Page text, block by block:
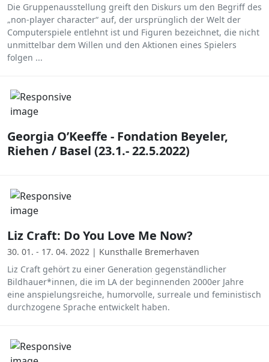
Die Gruppenausstellung greift den Diskurs um den Begriff des
„non-player character“ auf, der ursprünglich der Welt der
Computerspiele entlehnt ist und Figuren bezeichnet, die nicht
unmittelbar dem Willen und den Aktionen eines Spielers
folgen ...
Georgia O’Keeffe - Fondation Beyeler,
Riehen / Basel (23.1.- 22.5.2022)
Liz Craft: Do You Love Me Now?
30. 01. - 17. 04. 2022 | Kunsthalle Bremerhaven
Liz Craft gehört zu einer Generation gegenständlicher
Bildhauer*innen, die im LA der beginnenden 2000er Jahre
eine anspielungsreiche, humorvolle, surreale und feministisch
durchzogene Sprache entwickelt haben.